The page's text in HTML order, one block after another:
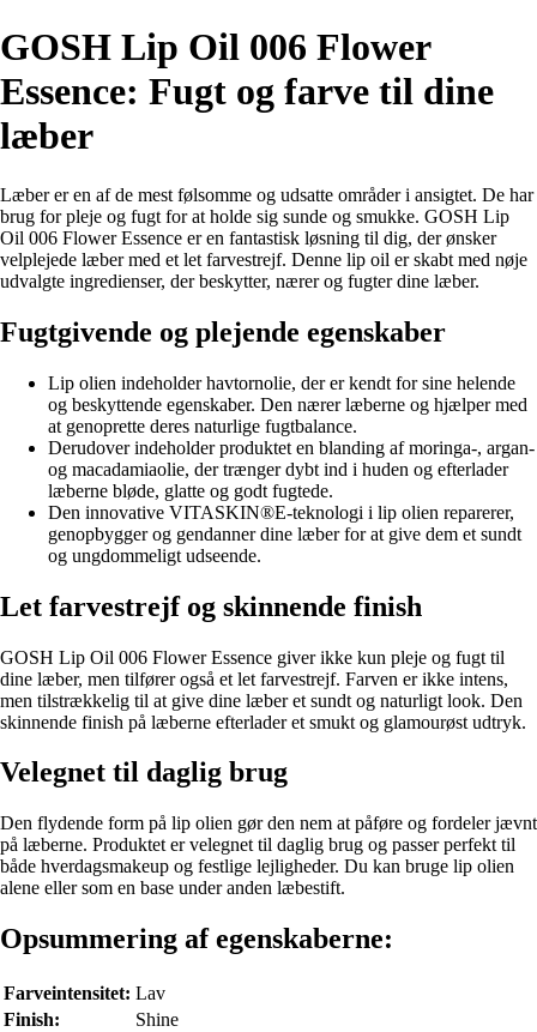
GOSH Lip Oil 006 Flower
Essence: Fugt og farve til dine
læber
Læber er en af de mest følsomme og udsatte områder i ansigtet. De har
brug for pleje og fugt for at holde sig sunde og smukke. GOSH Lip
Oil 006 Flower Essence er en fantastisk løsning til dig, der ønsker
velplejede læber med et let farvestrejf. Denne lip oil er skabt med nøje
udvalgte ingredienser, der beskytter, nærer og fugter dine læber.
Fugtgivende og plejende egenskaber
Lip olien indeholder havtornolie, der er kendt for sine helende
og beskyttende egenskaber. Den nærer læberne og hjælper med
at genoprette deres naturlige fugtbalance.
Derudover indeholder produktet en blanding af moringa-, argan-
og macadamiaolie, der trænger dybt ind i huden og efterlader
læberne bløde, glatte og godt fugtede.
Den innovative VITASKIN®E-teknologi i lip olien reparerer,
genopbygger og gendanner dine læber for at give dem et sundt
og ungdommeligt udseende.
Let farvestrejf og skinnende finish
GOSH Lip Oil 006 Flower Essence giver ikke kun pleje og fugt til
dine læber, men tilfører også et let farvestrejf. Farven er ikke intens,
men tilstrækkelig til at give dine læber et sundt og naturligt look. Den
skinnende finish på læberne efterlader et smukt og glamourøst udtryk.
Velegnet til daglig brug
Den flydende form på lip olien gør den nem at påføre og fordeler jævnt
på læberne. Produktet er velegnet til daglig brug og passer perfekt til
både hverdagsmakeup og festlige lejligheder. Du kan bruge lip olien
alene eller som en base under anden læbestift.
Opsummering af egenskaberne:
Farveintensitet: Lav
Finish:
Shine